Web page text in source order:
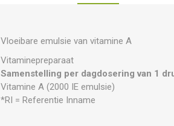
Vloeibare emulsie van vitamine A
Vitaminepreparaat
Samenstelling per dagdosering van 1
Vitamine A (2000 IE emulsie)
*RI = Referentie Inname